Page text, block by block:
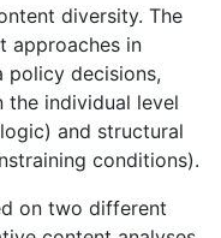
diversity. The
approaches in
policy decisions,
the individual level
and structural
conditions).
on two different